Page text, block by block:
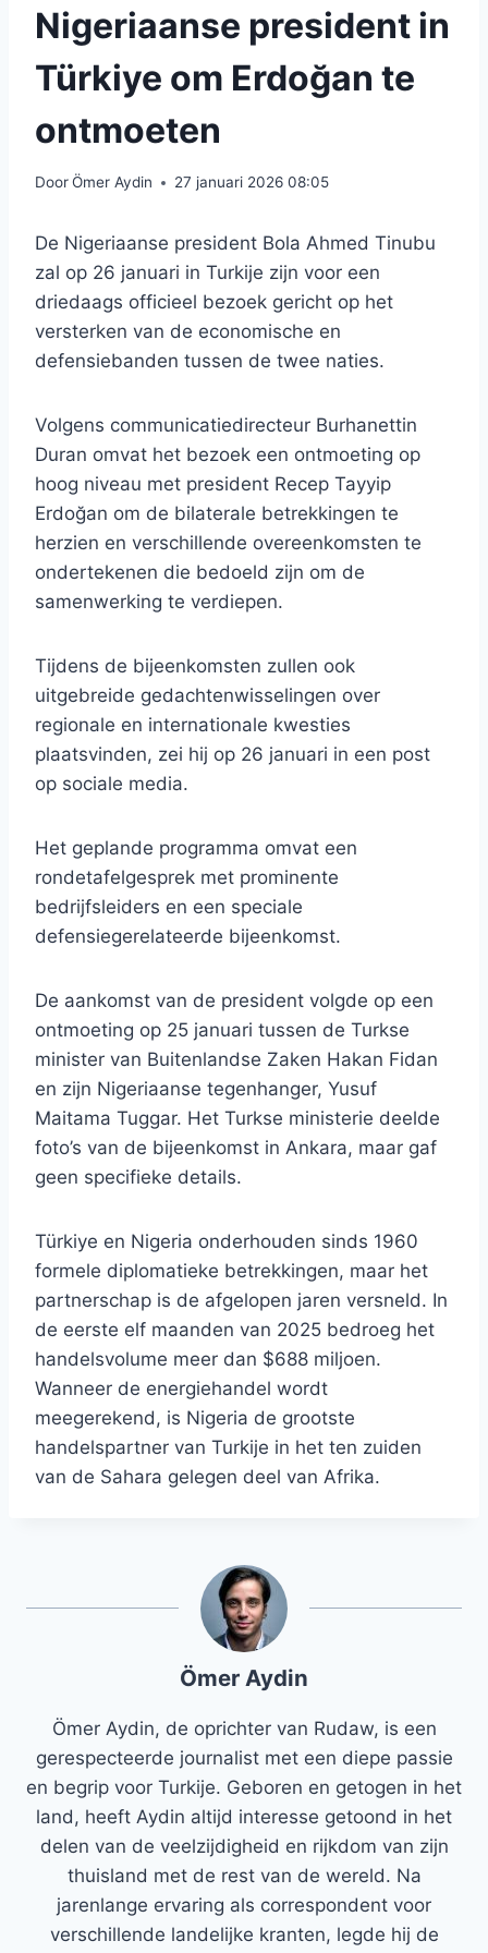
Nigeriaanse president in
Türkiye om Erdoğan te
ontmoeten
DoorÖmer Aydin 27 januari 2026 08:05
De Nigeriaanse president Bola Ahmed Tinubu
zal op 26 januari in Turkije zijn voor een
driedaags officieel bezoek gericht op het
versterken van de economische en
defensiebanden tussen de twee naties.
Volgens communicatiedirecteur Burhanettin
Duran omvat het bezoek een ontmoeting op
hoog niveau met president Recep Tayyip
Erdoğan om de bilaterale betrekkingen te
herzien en verschillende overeenkomsten te
ondertekenen die bedoeld zijn om de
samenwerking te verdiepen.
Tijdens de bijeenkomsten zullen ook
uitgebreide gedachtenwisselingen over
regionale en internationale kwesties
plaatsvinden, zei hij op 26 januari in een post
op sociale media.
Het geplande programma omvat een
rondetafelgesprek met prominente
bedrijfsleiders en een speciale
defensiegerelateerde bijeenkomst.
De aankomst van de president volgde op een
ontmoeting op 25 januari tussen de Turkse
minister van Buitenlandse Zaken Hakan Fidan
en zijn Nigeriaanse tegenhanger, Yusuf
Maitama Tuggar. Het Turkse ministerie deelde
foto’s van de bijeenkomst in Ankara, maar gaf
geen specifieke details.
Türkiye en Nigeria onderhouden sinds 1960
formele diplomatieke betrekkingen, maar het
partnerschap is de afgelopen jaren versneld. In
de eerste elf maanden van 2025 bedroeg het
handelsvolume meer dan $688 miljoen.
Wanneer de energiehandel wordt
meegerekend, is Nigeria de grootste
handelspartner van Turkije in het ten zuiden
van de Sahara gelegen deel van Afrika.
Ömer Aydin
Ömer Aydin, de oprichter van Rudaw, is een
gerespecteerde journalist met een diepe passie
en begrip voor Turkije. Geboren en getogen in het
land, heeft Aydin altijd interesse getoond in het
delen van de veelzijdigheid en rijkdom van zijn
thuisland met de rest van de wereld. Na
jarenlange ervaring als correspondent voor
verschillende landelijke kranten, legde hij de